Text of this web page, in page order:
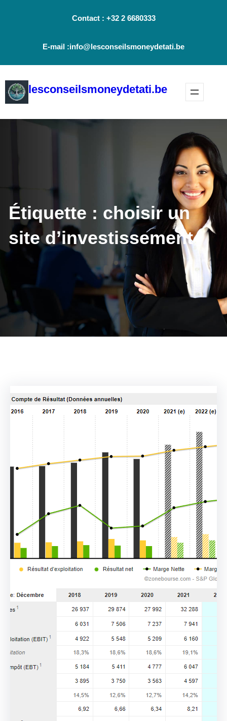
Contact : +32 2 6680333
E-mail :info@lesconseilsmoneydetati.be
lesconseilsmoneydetati.be
Étiquette : choisir un
site d’investissement